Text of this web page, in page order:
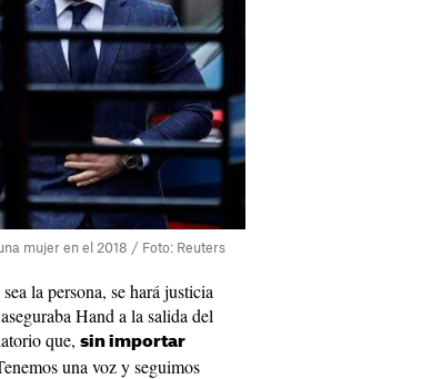
mujer en el 2018 / Foto: Reuters
la persona, se hará justicia
Hand a la salida del
que, sin importar
una voz y seguimos